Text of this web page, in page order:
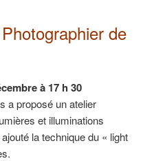
de
à 17 h 30
a proposé un atelier
et illuminations
la technique du « light